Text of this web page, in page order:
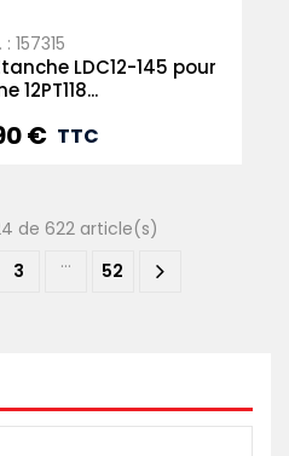
157315
LDC12-145 pour
12PT118...
€ TTC
de 622 article(s)
3 … 52